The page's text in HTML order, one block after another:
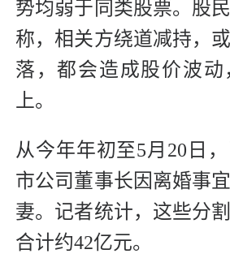
势均弱于同类股票。股
称，相关方绕道减持，
落，都会造成股价波动
上。
从今年年初至5月20日
市公司董事长因离婚事
妻。记者统计，这些分
合计约42亿元。